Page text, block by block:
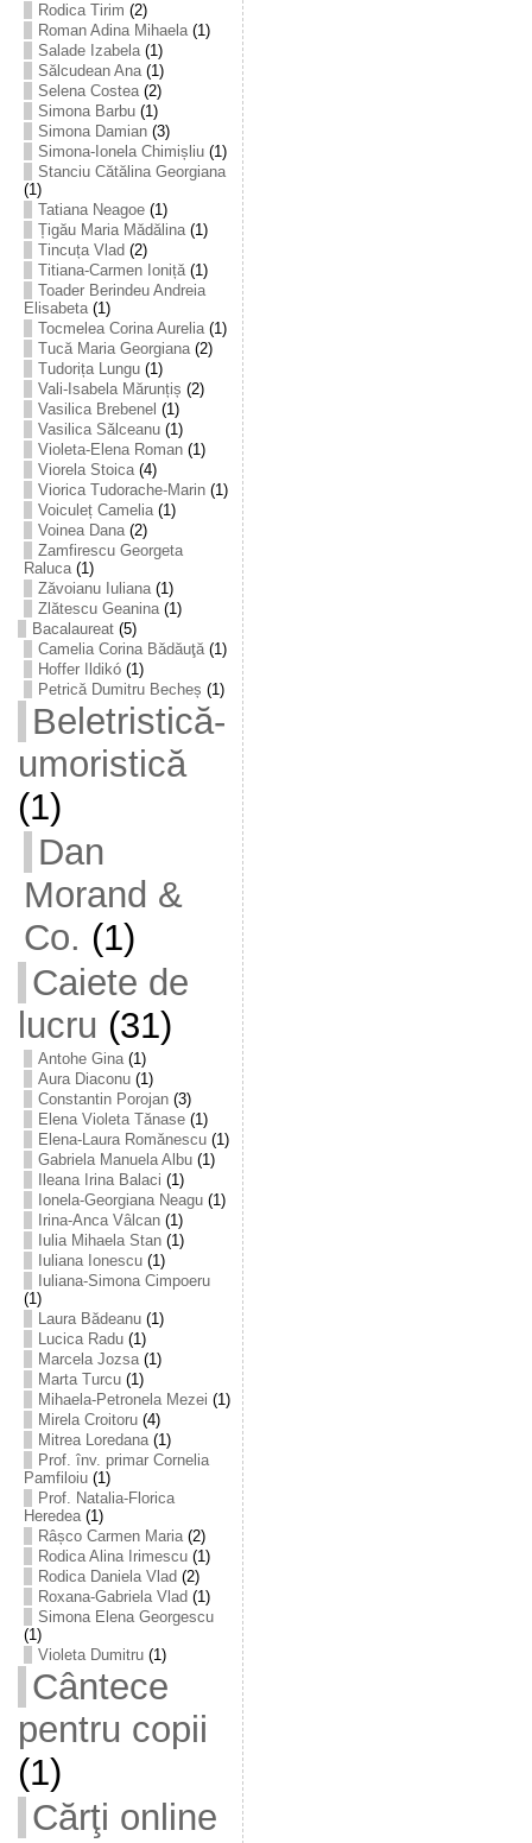
Rodica Tirim (2)
Roman Adina Mihaela(1)
Salade Izabela(1)
Sălcudean Ana(1)
Selena Costea(2)
Simona Barbu(1)
Simona Damian(3)
Simona-Ionela Chimișliu(1)
Stanciu Cătălina Georgiana
(1)
Tatiana Neagoe(1)
Țigău Maria Mădălina(1)
Tincuța Vlad (2)
Titiana-Carmen Ioniță(1)
Toader Berindeu Andreia
Elisabeta(1)
Tocmelea Corina Aurelia(1)
Tucă Maria Georgiana(2)
Tudorița Lungu(1)
Vali-Isabela Mărunțiș (2)
Vasilica Brebenel (1)
Vasilica Sălceanu(1)
Violeta-Elena Roman(1)
Viorela Stoica(4)
Viorica Tudorache-Marin(1)
Voiculeț Camelia(1)
Voinea Dana(2)
Zamfirescu Georgeta
Raluca(1)
Zăvoianu Iuliana(1)
Zlătescu Geanina(1)
Bacalaureat(5)
Camelia Corina Bădăuţă(1)
Hoffer Ildikó(1)
Petrică Dumitru Becheș (1)
Beletristică-
umoristică
(1)
Dan
Morand &
Co. (1)
Caiete de
lucru (31)
Antohe Gina(1)
Aura Diaconu(1)
Constantin Porojan(3)
Elena Violeta Tănase(1)
Elena-Laura Romănescu(1)
Gabriela Manuela Albu(1)
Ileana Irina Balaci (1)
Ionela-Georgiana Neagu(1)
Irina-Anca Vâlcan(1)
Iulia Mihaela Stan(1)
Iuliana Ionescu(1)
Iuliana-Simona Cimpoeru
(1)
Laura Bădeanu(1)
Lucica Radu(1)
Marcela Jozsa(1)
Marta Turcu(1)
Mihaela-Petronela Mezei (1)
Mirela Croitoru(4)
Mitrea Loredana(1)
Prof. înv. primar Cornelia
Pamfiloiu(1)
Prof. Natalia-Florica
Heredea(1)
Râșco Carmen Maria(2)
Rodica Alina Irimescu(1)
Rodica Daniela Vlad (2)
Roxana-Gabriela Vlad (1)
Simona Elena Georgescu
(1)
Violeta Dumitru(1)
Cântece
pentru copii
(1)
Cărţi online